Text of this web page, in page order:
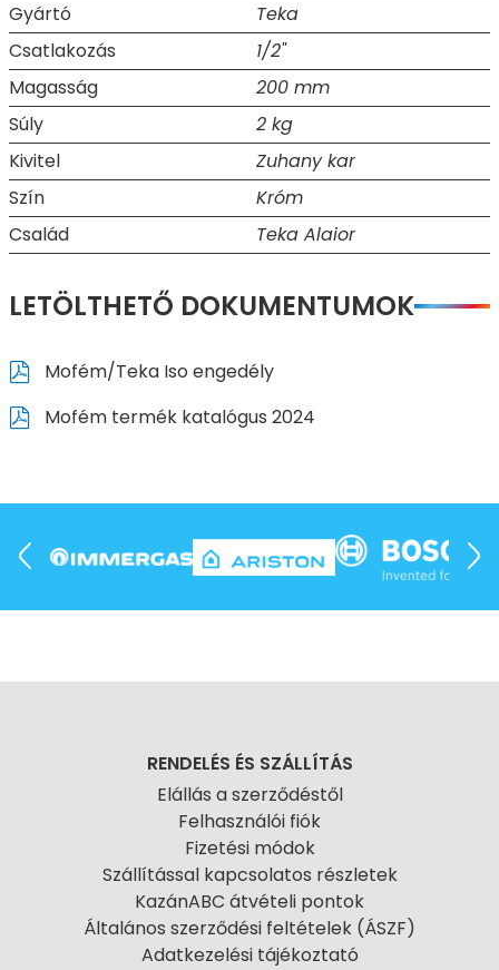
Gyártó
Teka
Csatlakozás
1/2"
Magasság
200 mm
Súly
2 kg
Kivitel
Zuhany kar
Szín
Króm
Család
Teka Alaior
LETÖLTHETŐ DOKUMENTUMOK
Mofém/Teka Iso engedély
Mofém termék katalógus 2024
RENDELÉS ÉS SZÁLLÍTÁS
Elállás a szerződéstől
Felhasználói fiók
Fizetési módok
Szállítással kapcsolatos részletek
KazánABC átvételi pontok
Általános szerződési feltételek (ÁSZF)
Adatkezelési tájékoztató